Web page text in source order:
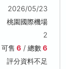
2026/05/23
桃園國際機場
2
可售 6 / 總數6
評分資料不足